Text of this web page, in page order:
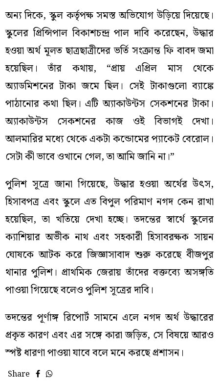
অন্য দিকে, স্কুল কর্তৃপক্ষ সমস্ত অভিযোগ উড়িয়ে দিয়েছে।
স্কুলের প্রিন্সিপাল বিকাশচন্দ্র পাল দাবি করেছেন, উদ্ধার
হওয়া অর্থ মূলত ছাত্রছাত্রীদের ভর্তি সংক্রান্ত ফি বাবদ জমা
হয়েছিল। তাঁর কথায়, “প্রায় এপ্রিল মাস থেকে
অ্যাডমিশনের টাকা জমে ছিল। সেই টাকাগুলো ব্যাঙ্কে
পাঠানোর কথা ছিল। এটি অ্যাকাউন্টস সেকশনের টাকা।
অ্যাকাউন্টস সেকশনের কাজ ওই বিভাগই দেখা।
আলমারির মধ্যে থেকে একটা কন্ডোমের প্যাকেট বেরোল।
সেটা কী ভাবে ওখানে গেল, তা আমি জানি না।”
পুলিশ সূত্রে জানা গিয়েছে, উদ্ধার হওয়া অর্থের উৎস,
হিসাবপত্র এবং স্কুলে এত বিপুল পরিমাণ নগদ কেন রাখা
হয়েছিল, তা খতিয়ে দেখা হচ্ছে। তদন্তের স্বার্থে স্কুলের
ক্যাশিয়ার অভীক নাথ এবং সহকারী হিসাবরক্ষক সায়ন
ঘোষকে আটক করে জিজ্ঞাসাবাদ শুরু করেছে বীজপুর
থানার পুলিশ। প্রাথমিক জেরায় তাঁদের বক্তব্যে অসঙ্গতি
পাওয়া গিয়েছে বলেও পুলিশ সূত্রের দাবি।
তদন্তের পূর্ণাঙ্গ রিপোর্ট সামনে এলে নগদ অর্থ উদ্ধারের
প্রকৃত কারণ এবং এর সঙ্গে কারা জড়িত, সে বিষয়ে আরও
স্পষ্ট ধারণা পাওয়া যাবে বলে মনে করছে প্রশাসন।
Share